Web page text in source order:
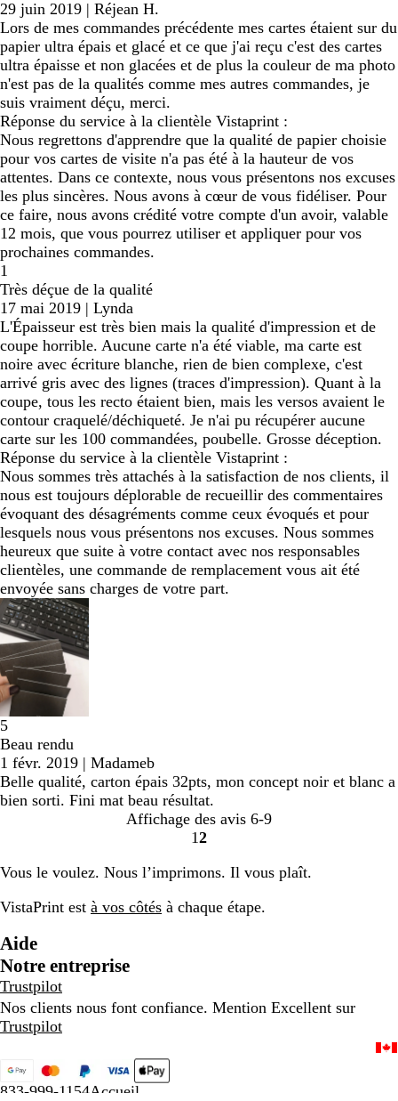
29 juin 2019 | Réjean H.
Lors de mes commandes précédente mes cartes étaient sur du
papier ultra épais et glacé et ce que j'ai reçu c'est des cartes
ultra épaisse et non glacées et de plus la couleur de ma photo
n'est pas de la qualités comme mes autres commandes, je
suis vraiment déçu, merci.
Réponse du service à la clientèle Vistaprint :
Nous regrettons d'apprendre que la qualité de papier choisie
pour vos cartes de visite n'a pas été à la hauteur de vos
attentes. Dans ce contexte, nous vous présentons nos excuses
les plus sincères. Nous avons à cœur de vous fidéliser. Pour
ce faire, nous avons crédité votre compte d'un avoir, valable
12 mois, que vous pourrez utiliser et appliquer pour vos
prochaines commandes.
1
Très déçue de la qualité
17 mai 2019 | Lynda
L'Épaisseur est très bien mais la qualité d'impression et de
coupe horrible. Aucune carte n'a été viable, ma carte est
noire avec écriture blanche, rien de bien complexe, c'est
arrivé gris avec des lignes (traces d'impression). Quant à la
coupe, tous les recto étaient bien, mais les versos avaient le
contour craquelé/déchiqueté. Je n'ai pu récupérer aucune
carte sur les 100 commandées, poubelle. Grosse déception.
Réponse du service à la clientèle Vistaprint :
Nous sommes très attachés à la satisfaction de nos clients, il
nous est toujours déplorable de recueillir des commentaires
évoquant des désagréments comme ceux évoqués et pour
lesquels nous vous présentons nos excuses. Nous sommes
heureux que suite à votre contact avec nos responsables
clientèles, une commande de remplacement vous ait été
envoyée sans charges de votre part.
5
Beau rendu
1 févr. 2019 | Madameb
Belle qualité, carton épais 32pts, mon concept noir et blanc a
bien sorti. Fini mat beau résultat.
Affichage des avis 6-9
Accéder
la
page
1 Accéder
la
page
2
Vous le voulez. Nous l’imprimons. Il vous plaît.
VistaPrint est à vos côtés à chaque étape.
Aide
Notre entreprise
Trustpilot
Nos clients nous font confiance. Mention Excellent sur
Trustpilot
833-999-1154Accueil